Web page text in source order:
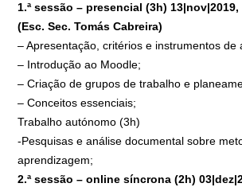
1.ª sessão – presencial (3h)
(Esc. Sec. Tomás Cabreira)
– Apresentação, critérios e instrumentos de
– Introdução ao Moodle;
– Criação de grupos de trabalho e
– Conceitos essenciais;
Trabalho autónomo (3h)
-Pesquisas e análise documental sobre
aprendizagem;
2.ª sessão – online síncrona (2h)